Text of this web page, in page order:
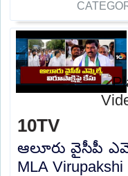
10TV
ఆలూరు వైసీపీ
MLA